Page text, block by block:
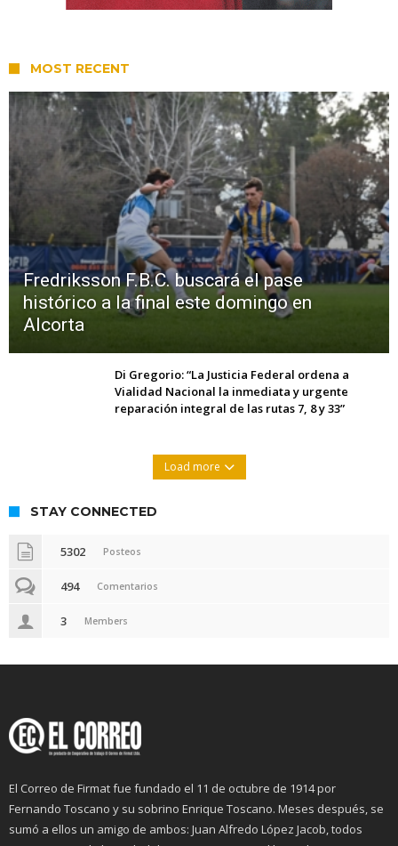
MOST RECENT
Fredriksson F.B.C. buscará el pase
histórico a la final este domingo en
Alcorta
Di Gregorio: “La Justicia Federal ordena a
Vialidad Nacional la inmediata y urgente
reparación integral de las rutas 7, 8 y 33”
Load more
STAY CONNECTED
5302 Posteos
494 Comentarios
3 Members
El Correo de Firmat fue fundado el 11 de octubre de 1914 por
Fernando Toscano y su sobrino Enrique Toscano. Meses después, se
sumó a ellos un amigo de ambos: Juan Alfredo López Jacob, todos